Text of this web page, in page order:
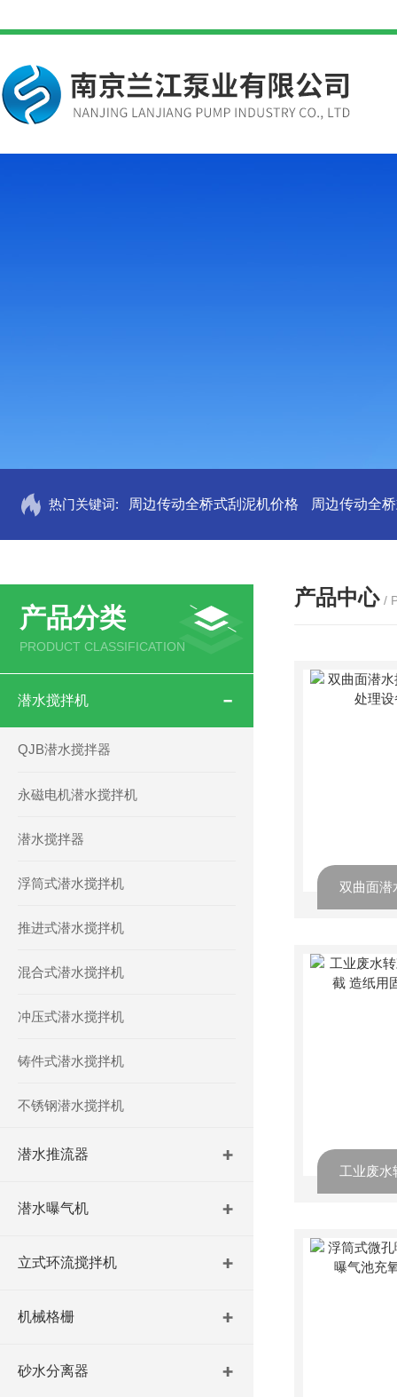
热门关键词: 周边传动全桥式刮泥机价格 周边传动全
产品分类
PRODUCT CLASSIFICATION
潜水搅拌机
QJB潜水搅拌器
永磁电机潜水搅拌机
潜水搅拌器
浮筒式潜水搅拌机
推进式潜水搅拌机
混合式潜水搅拌机
冲压式潜水搅拌机
铸件式潜水搅拌机
不锈钢潜水搅拌机
潜水推流器
潜水曝气机
立式环流搅拌机
机械格栅
砂水分离器
产品中心 /